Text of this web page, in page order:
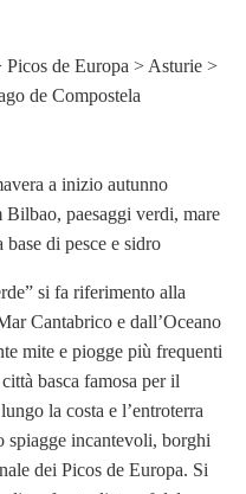
de Europa > Asturie >
de Compostela
a inizio autunno
Bilbao, paesaggi verdi, mare
di pesce e sidro
si fa riferimento alla
Cantabrico e dall’Oceano
mite e piogge più frequenti
basca famosa per il
la costa e l’entroterra
spiagge incantevoli, borghi
dei Picos de Europa. Si